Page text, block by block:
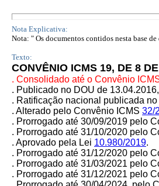
Nota Explicativa:
Nota: " Os documentos contidos nesta base
Texto:
CONVÊNIO ICMS 19, DE 8
. Consolidado até o Convênio
. Publicado no DOU de
. Ratificação nacional publicada
. Alterado pelo Convênio ICMS 32/
. Prorrogado até 30/09/2019 pelo
. Prorrogado até 31/10/2020 pelo
. Aprovado pela Lei 10.980/2019.
. Prorrogado até 31/12/2020 pelo
. Prorrogado até 31/03/2021 pelo
. Prorrogado até 31/12/2021 pelo